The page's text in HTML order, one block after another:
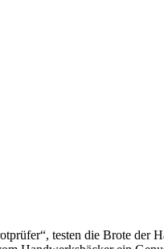
testen die Brote der